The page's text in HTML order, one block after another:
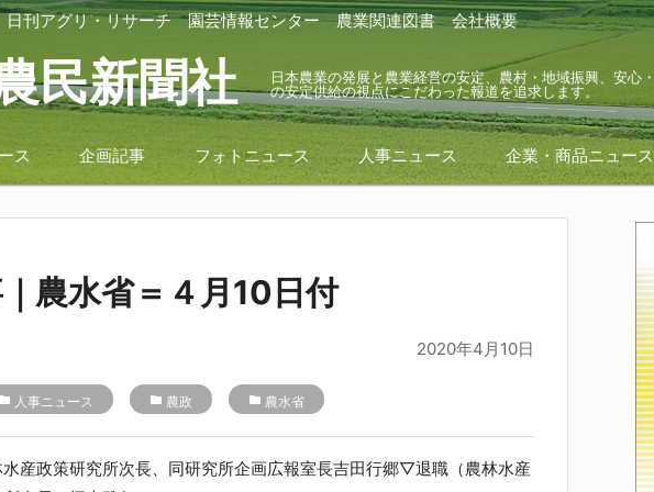
日刊アグリ・リサーチ 園芸情報センター 農業関連図書 会社概要
民新聞社
日本農業の発展と農業経営の安定、農村・地域振興、安心
の安定供給の視点にこだわった報道を追求します。
ス 企画記事 フォトニュース 人事ニュース 企業・商品ニュース
農水省＝４月10日付
2020年4月10日
folder 人事ニュース folder 農政 folder 農水省
産政策研究所次長、同研究所企画広報室長吉田行郷▽退職（農林水産